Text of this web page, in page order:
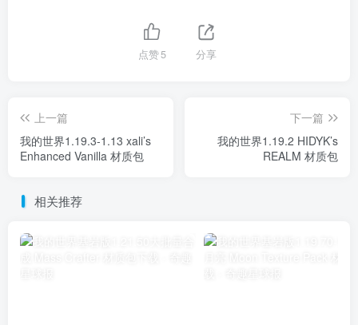
点赞5 分享
上一篇
我的世界1.19.3-1.13 xali’s
Enhanced Vanilla 材质包
下一篇
我的世界1.19.2 HIDYK’s
REALM 材质包
相关推荐